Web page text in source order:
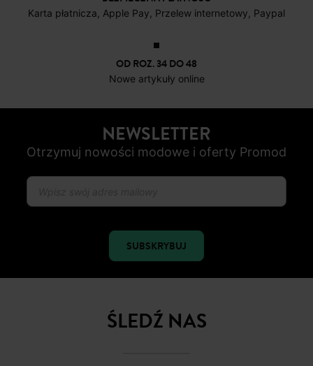
Karta płatnicza, Apple Pay, Przelew internetowy, Paypal
OD ROZ. 34 DO 48
Nowe artykuły online
NEWSLETTER
Otrzymuj nowości modowe i oferty Promod
SUBSKRYBUJ
ŚLEDŹ NAS